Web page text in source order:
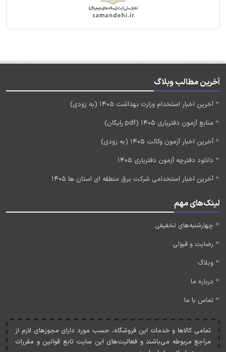
آخرین مطالب وبلاگ
آخرین اخبار استخدام وزارت بهداشت 1405 (به زودی)
منابع آزمون دفتریاری 1405 (pdf رایگان)
آخرین اخبار آزمون وکالت 1405 (به زودی)
دانلود دفترچه آزمون دفتریاری 1405
آخرین اخبار استخدامی شرکت برق منطقه ای استان ها 1405
لینک‌های مهم
چهارشنبه‌های تخفیفی
رضایت و قبولی
وبلاگ
درباره ما
تماس با ما
تمامی کالاها و خدمات اين فروشگاه، حسب مورد دارای مجوزهای لازم از
مراجع مربوطه می‌باشند و فعاليت‌های اين سايت تابع قوانين و مقررات